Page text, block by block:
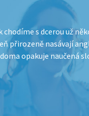
s dcerou už
přirozeně nasávají
opakuje naučená